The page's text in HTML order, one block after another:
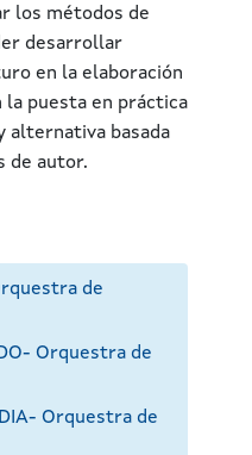
los métodos de
desarrollar
en la elaboración
puesta en práctica
alternativa basada
de autor.
de
Orquestra de
Orquestra de